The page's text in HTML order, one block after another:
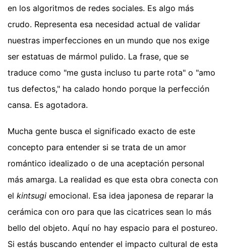
en los algoritmos de redes sociales. Es algo más
crudo. Representa esa necesidad actual de validar
nuestras imperfecciones en un mundo que nos exige
ser estatuas de mármol pulido. La frase, que se
traduce como "me gusta incluso tu parte rota" o "amo
tus defectos," ha calado hondo porque la perfección
cansa. Es agotadora.
Mucha gente busca el significado exacto de este
concepto para entender si se trata de un amor
romántico idealizado o de una aceptación personal
más amarga. La realidad es que esta obra conecta con
el kintsugi emocional. Esa idea japonesa de reparar la
cerámica con oro para que las cicatrices sean lo más
bello del objeto. Aquí no hay espacio para el postureo.
Si estás buscando entender el impacto cultural de esta